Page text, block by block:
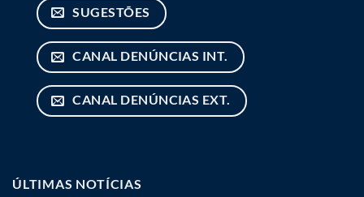
SUGESTÕES
CANAL DENÚNCIAS INT.
CANAL DENÚNCIAS EXT.
ÚLTIMAS NOTÍCIAS